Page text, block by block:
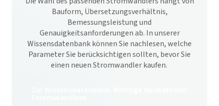
Bauform, Übersetzungsverhältnis,
Bemessungsleistung und
Genauigkeitsanforderungen ab. In unserer
Wissensdatenbank können Sie nachlesen, welche
Parameter Sie berücksichtigen sollten, bevor Sie
einen neuen Stromwandler kaufen.